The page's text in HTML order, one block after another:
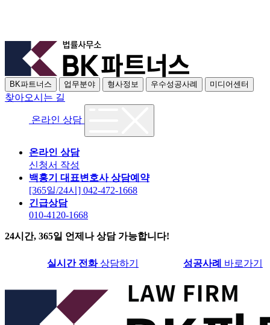
BK파트너스 업무분야 형사정보 우수성공사례 미디어센터
찾아오시는 길
온라인 상담
온라인 상담
신청서 작성
백홍기 대표변호사 상담예약
[365일/24시] 042-472-1668
긴급상담
010-4120-1668
24시간, 365일 언제나 상담 가능합니다!
실시간 전화상담하기 성공사례 바로가기